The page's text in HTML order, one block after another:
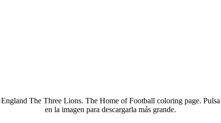
England The Three Lions. The Home of Football coloring page. Pulsa
en la imagen para descargarla más grande.